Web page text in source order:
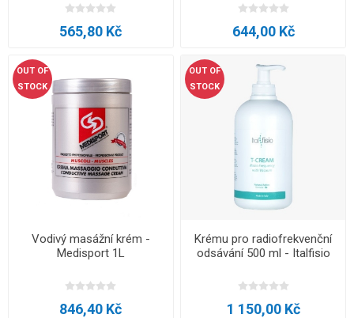
565,80 Kč 644,00 Kč
OUT OF
STOCK
Vodivý masážní krém -
Medisport 1L
846,40 Kč
OUT OF
STOCK
Krému pro radiofrekvenční
odsávání 500 ml - Italfisio
1 150,00 Kč